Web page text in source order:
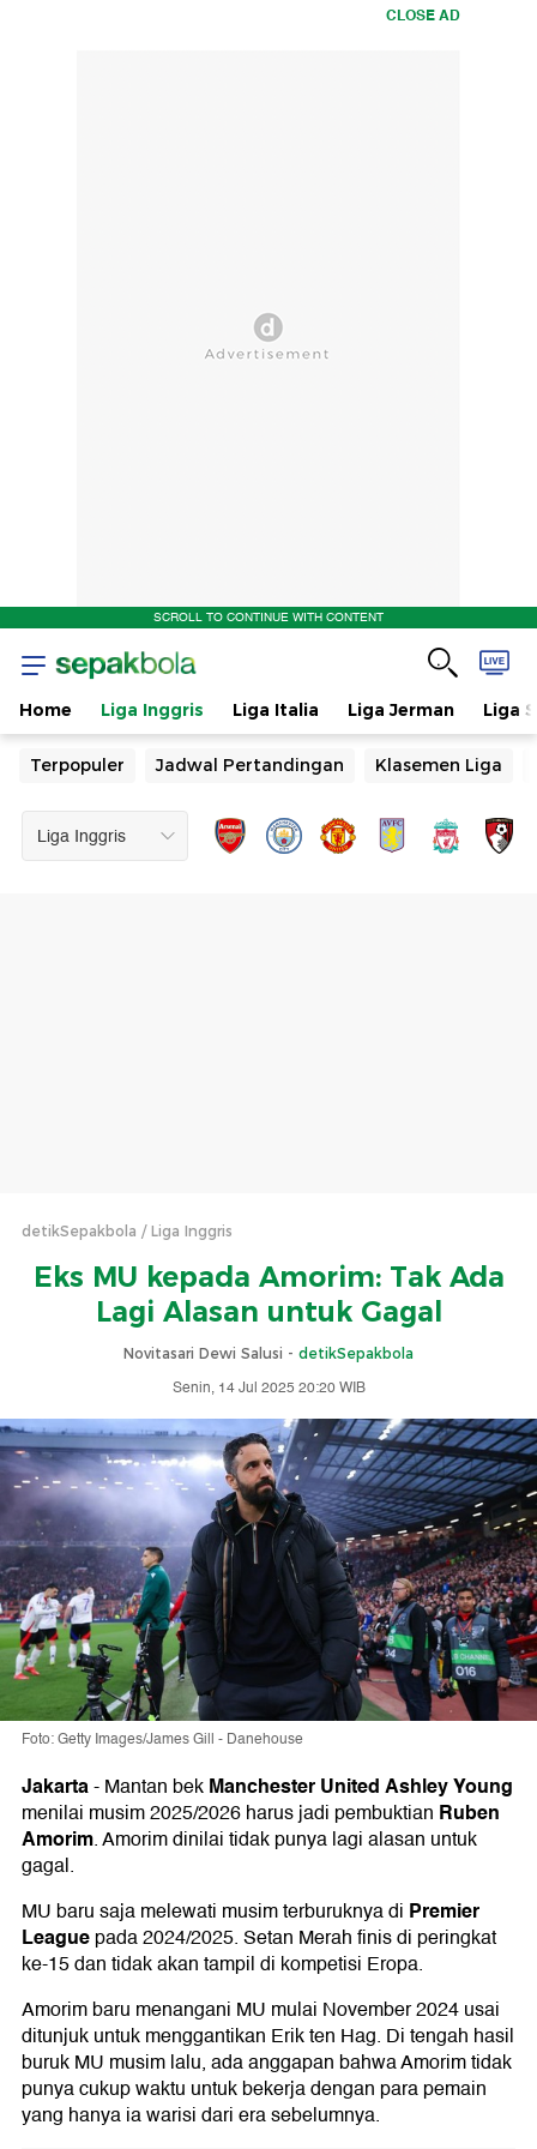
CLOSE AD
SCROLL TO CONTINUE WITH CONTENT
Home Liga Inggris Liga Italia Liga Jerman Liga
Terpopuler Jadwal Pertandingan Klasemen Liga
detikSepakbola Liga Inggris
Eks MU kepada Amorim: Tak Ada
Lagi Alasan untuk Gagal
Novitasari Dewi Salusi - detikSepakbola
Senin, 14 Jul 2025 20:20 WIB
Foto: Getty Images/James Gill - Danehouse
Jakarta-Mantan bekManchester UnitedAshley Young
menilai musim 2025/2026 harus jadi pembuktian Ruben
Amorim. Amorim dinilai tidak punya lagi alasan untuk
gagal.
MU baru saja melewati musim terburuknya di Premier
Leaguepada 2024/2025. Setan Merah finis di peringkat
ke-15 dan tidak akan tampil di kompetisi Eropa.
Amorim baru menangani MU mulai November 2024 usai
ditunjuk untuk menggantikan Erik ten Hag. Di tengah hasil
buruk MU musim lalu, ada anggapan bahwa Amorim tidak
punya cukup waktu untuk bekerja dengan para pemain
yang hanya ia warisi dari era sebelumnya.